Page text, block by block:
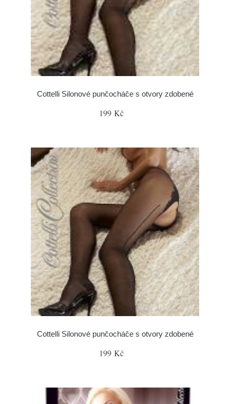
Cottelli Silonové punčocháče s otvory zdobené
199 Kč
Cottelli Silonové punčocháče s otvory zdobené
199 Kč